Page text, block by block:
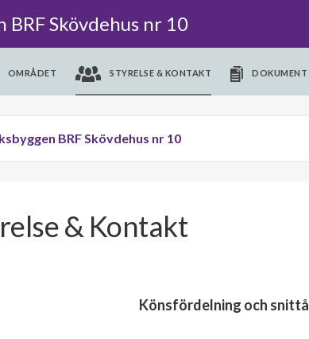
BRF Skövdehus nr 10
OMRÅDET STYRELSE & KONTAKT DOKUMENT
BRF Skövdehus nr 10
& Kontakt
Könsfördelning och